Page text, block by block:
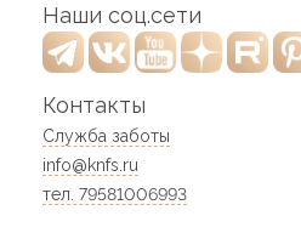
Наши соц.сети
Контакты
Служба заботы
info@knfs.ru
тел. 79581006993